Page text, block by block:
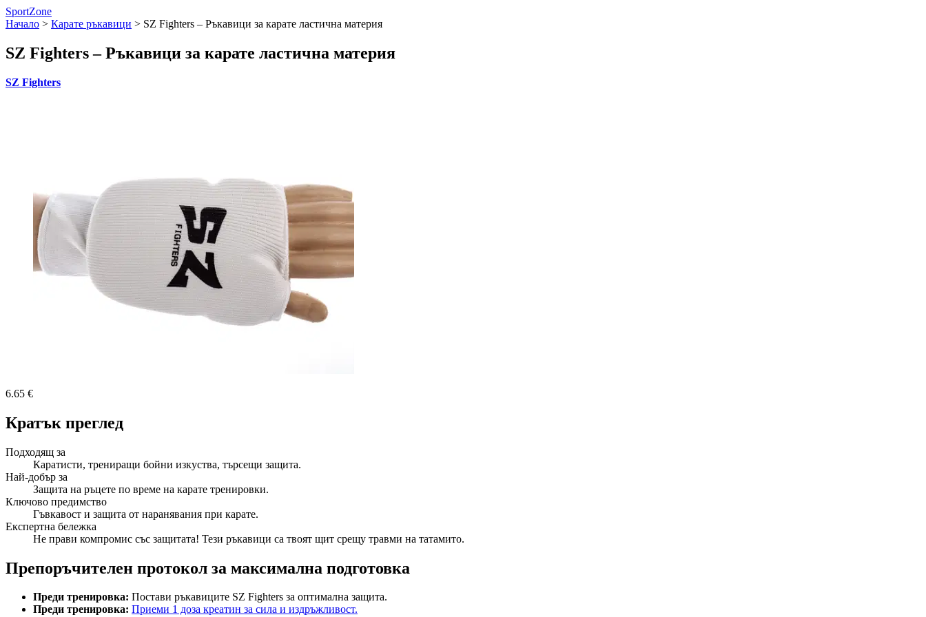
SportZone
Начало > Карате ръкавици > SZ Fighters – Ръкавици за карате ластична материя
SZ Fighters – Ръкавици за карате ластична материя
SZ Fighters
6.65 €
Кратък преглед
Подходящ за
Каратисти, трениращи бойни изкуства, търсещи защита.
Най-добър за
Защита на ръцете по време на карате тренировки.
Ключово предимство
Гъвкавост и защита от наранявания при карате.
Експертна бележка
Не прави компромис със защитата! Тези ръкавици са твоят щит срещу травми на татамито.
Препоръчителен протокол за максимална подготовка
Преди тренировка: Постави ръкавиците SZ Fighters за оптимална защита.
Преди тренировка: Приеми 1 доза креатин за сила и издръжливост.